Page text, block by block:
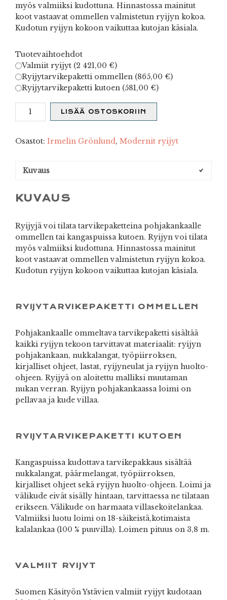
myös valmiiksi kudottuna. Hinnastossa mainitut
koot vastaavat ommellen valmistetun ryijyn kokoa.
Kudotun ryijyn kokoon vaikuttaa kutojan käsiala.
Tuotevaihtoehdot
Valmiit ryijyt (2 421,00 €)
Ryijytarvikepaketti ommellen (865,00 €)
Ryijytarvikepaketti kutoen (581,00 €)
Talviuninen
LISÄÄ OSTOSKORIIN
Osastot: Irmelin Grönlund , Modernit ryijyt
Kuvaus
KUVAUS
Ryijyjä voi tilata tarvikepaketteina pohjakankaalle
ommellen tai kangaspuissa kutoen. Ryijyn voi tilata
myös valmiiksi kudottuna. Hinnastossa mainitut
koot vastaavat ommellen valmistetun ryijyn kokoa.
Kudotun ryijyn kokoon vaikuttaa kutojan käsiala.
RYIJYTARVIKEPAKETTI OMMELLEN
Pohjakankaalle ommeltava tarvikepaketti sisältää
kaikki ryijyn tekoon tarvittavat materiaalit: ryijyn
pohjakankaan, nukkalangat, työpiirroksen,
kirjalliset ohjeet, lastat, ryijyneulat ja ryijyn huolto-
ohjeen. Ryijyä on aloitettu malliksi muutaman
nukan verran. Ryijyn pohjakankaassa loimi on
pellavaa ja kude villaa.
RYIJYTARVIKEPAKETTI KUTOEN
Kangaspuissa kudottava tarvikepakkaus sisältää
nukkalangat, päärmelangat, työpiirroksen,
kirjalliset ohjeet sekä ryijyn huolto-ohjeen. Loimi ja
välikude eivät sisälly hintaan, tarvittaessa ne tilataan
erikseen. Välikude on harmaata villasekoitelankaa.
Valmiiksi luotu loimi on 18-säikeistä,kotimaista
kalalankaa (100 % puuvilla). Loimen pituus on 3,8 m.
VALMIIT RYIJYT
Suomen Käsityön Ystävien valmiit ryijyt kudotaan